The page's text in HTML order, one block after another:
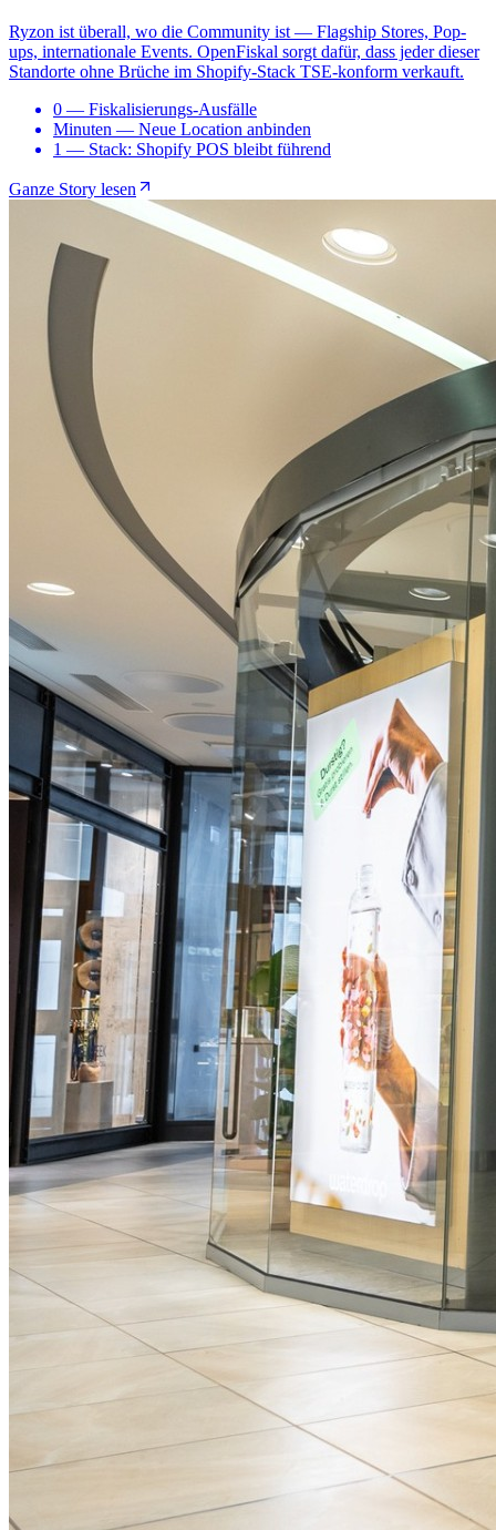
Ryzon ist überall, wo die Community ist — Flagship Stores, Pop-
ups, internationale Events. OpenFiskal sorgt dafür, dass jeder dieser
Standorte ohne Brüche im Shopify-Stack TSE-konform verkauft.
0 — Fiskalisierungs-Ausfälle
Minuten — Neue Location anbinden
1 — Stack: Shopify POS bleibt führend
Ganze Story lesen